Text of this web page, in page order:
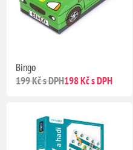
Bingo
199 Kč s DPH198 Kč s DPH